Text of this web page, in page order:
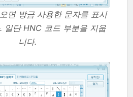
면 방금 사용한 문자를 표시
일단 HNC 코드 부분을 지웁
니다.